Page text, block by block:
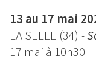
13 au 17 mai
LA SELLE (34) -
17 mai à 10h30